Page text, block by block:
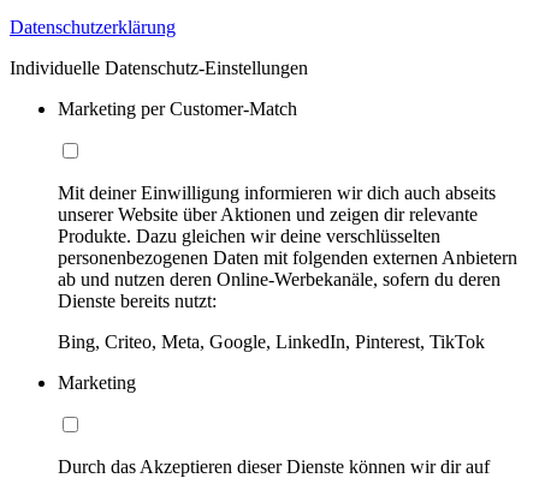
Datenschutzerklärung
Individuelle Datenschutz-Einstellungen
Marketing per Customer-Match
Mit deiner Einwilligung informieren wir dich auch abseits
unserer Website über Aktionen und zeigen dir relevante
Produkte. Dazu gleichen wir deine verschlüsselten
personenbezogenen Daten mit folgenden externen Anbietern
ab und nutzen deren Online-Werbekanäle, sofern du deren
Dienste bereits nutzt:
Bing, Criteo, Meta, Google, LinkedIn, Pinterest, TikTok
Marketing
Durch das Akzeptieren dieser Dienste können wir dir auf